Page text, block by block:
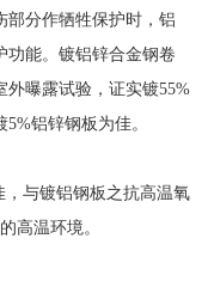
部分作牺牲保护时，铝
功能。镀铝锌合金钢卷
外曝露试验，证实镀55%
铝锌钢板为佳。
与镀铝钢板之抗高温氧
高温环境。